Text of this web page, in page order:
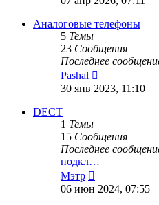
Аналоговые телефоны
5 Темы
23 Сообщения
Последнее
Pashal
к
последнему
30 янв 2023, 11:10
DECT
1 Темы
15 Сообщения
Последнее
подкл…
Мэтр
к
последнему
06 июн 2024, 07:55